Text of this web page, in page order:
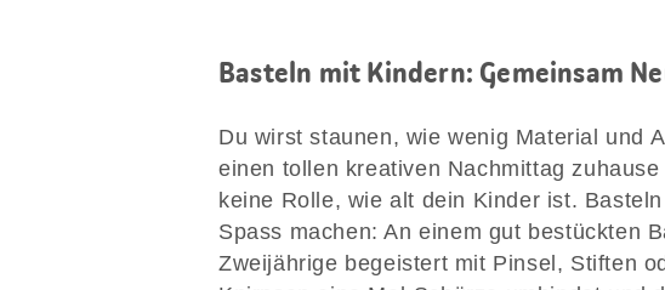
Basteln mit Kindern: Gemeinsam
Du wirst staunen, wie wenig Material und
einen tollen kreativen Nachmittag
keine Rolle, wie alt dein Kinder ist.
Spass machen: An einem gut bestückten
Zweijährige begeistert mit Pinsel, Stiften